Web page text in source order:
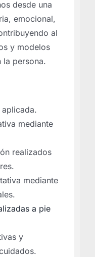
desde una
emocional,
al
y modelos
la persona.
aplicada.
mediante
realizados
mediante
a pie
y